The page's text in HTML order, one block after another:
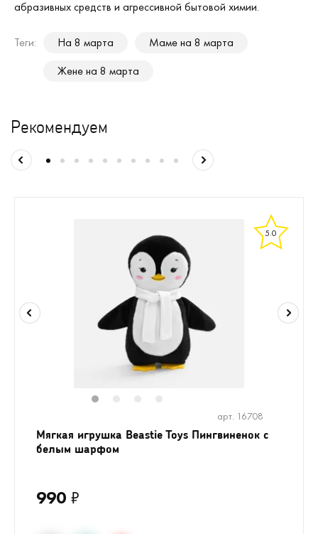
абразивных средств и агрессивной бытовой химии.
Теги: На 8 марта
Маме на 8 марта
Жене на 8 марта
Рекомендуем
5.0
арт. 16708
Мягкая игрушка Beastie Toys Пингвиненок с
белым шарфом
990 ₽